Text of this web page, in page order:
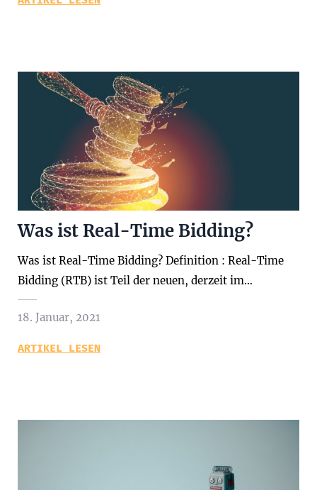
Was ist Real-Time Bidding?
Was ist Real-Time Bidding? Definition : Real-Time
Bidding (RTB) ist Teil der neuen, derzeit im…
18. Januar, 2021
ARTIKEL LESEN